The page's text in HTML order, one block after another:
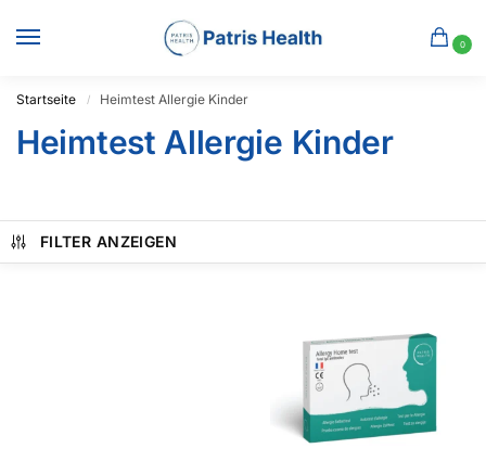
0
Startseite / Heimtest Allergie Kinder
Heimtest Allergie Kinder
FILTER ANZEIGEN